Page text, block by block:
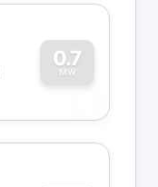
0.7
MW
0